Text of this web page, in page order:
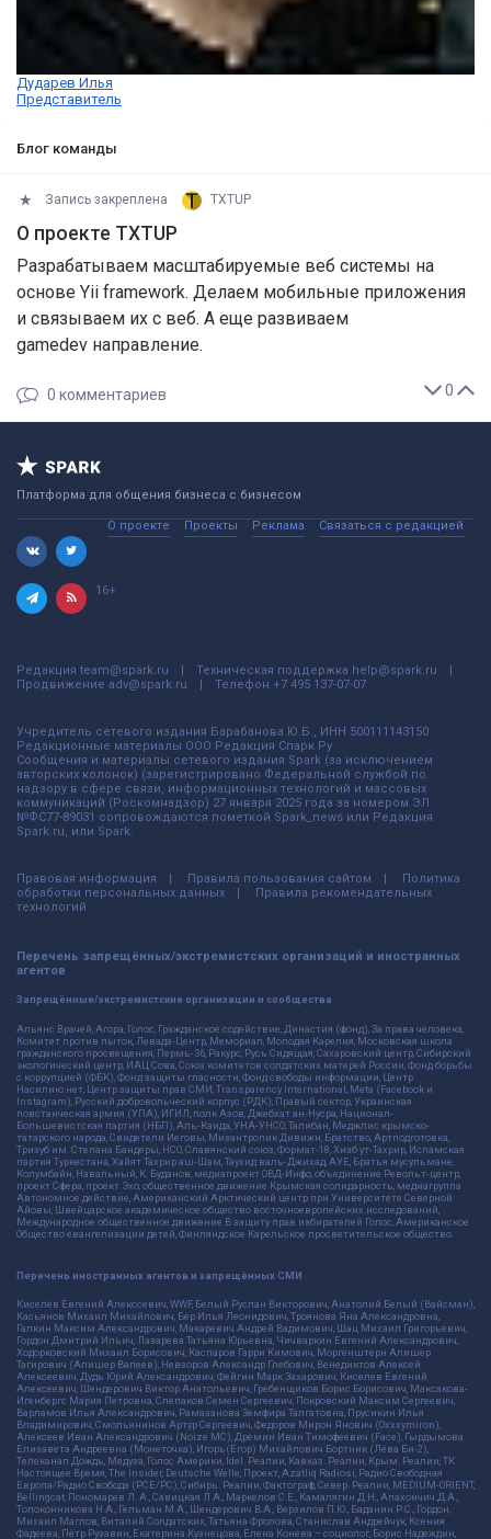
Дударев Илья
Представитель
Блог команды
Запись закреплена TXTUP
О проекте TXTUP
Разрабатываем масштабируемые веб системы на
основе Yii framework. Делаем мобильные приложения
и связываем их с веб. А еще развиваем
gamedev направление.
0
0 комментариев
Платформа для общения бизнеса с бизнесом
О проекте Проекты Реклама Связаться с редакцией
16+
Редакция team@spark.ru Техническая поддержка help@spark.ru
Продвижение adv@spark.ru Телефон +7 495 137-07-07
Учредитель сетевого издания Барабанова.Ю.Б., ИНН 500111143150
Редакционные материалы ООО Редакция Спарк Ру
Сообщения и материалы сетевого издания Spark (за исключением
авторских колонок) (зарегистрировано Федеральной службой по
надзору в сфере связи, информационных технологий и массовых
коммуникаций (Роскомнадзор) 27 января 2025 года за номером ЭЛ
№ФС77-89031 сопровождаются пометкой Spark_news или Редакция
Spark.ru, или Spark.
Правовая информация Правила пользования сайтом
Политика
обработки персональных данных
Правила рекомендательных
технологий
Перечень запрещённых/экстремистских организаций и иностранных
агентов
Запрещённые/экстремистские организации и сообщества
Альянс Врачей, Агора, Голос, Гражданское содействие, Династия (фонд), За права человека,
Комитет против пыток, Левада-Центр, Мемориал, Молодая Карелия, Московская школа
гражданского просвещения, Пермь-36, Ракурс, Русь Сидящая, Сахаровский центр, Сибирский
экологический центр, ИАЦ Сова, Союз комитетов солдатских матерей России, Фонд борьбы
с коррупцией (ФБК), Фонд защиты гласности, Фонд свободы информации, Центр
Насилию.нет, Центр защиты прав СМИ, Transparency International, Meta (Facebook и
Instagram), Русский добровольческий корпус (РДК), Правый сектор, Украинская
повстанческая армия (УПА), ИГИЛ, полк Азов, Джебхат ан-Нусра, Национал-
Большевистская партия (НБП), Аль-Каида, УНА-УНСО, Талибан, Меджлис крымско-
татарского народа, Свидетели Иеговы, Мизантропик Дивижн, Братство, Артподготовка,
Тризуб им. Степана Бандеры, НСО, Славянский союз, Формат-18, Хизб ут-Тахрир, Исламская
партия Туркестана, Хайят Тахрир аш-Шам, Таухид валь-Джихад, АУЕ, Братья мусульмане,
Колумбайн, Навальный, К. Буданов, медиапроект ОВД-Инфо, объединение Револьт-центр,
проект Сфера, проект Эхо, общественное движение Крымская солидарность, медиагруппа
Автономное действие, Американский Арктический центр при Университете Северной
Айовы, Швейцарское академическое общество восточноевропейских исследований,
Международное общественное движение В защиту прав избирателей Голос, Американское
Общество евангелизации детей, Финляндское Карельское просветительское общество.
Перечень иностранных агентов и запрещённых СМИ
Киселёв Евгений Алекссевич, WWF, Белый Руслан Викторович, Анатолий Белый (Вайсман),
Касьянов Михаил Михайлович, Бер Илья Леонидович, Троянова Яна Александровна,
Галкин Максим Александрович, Макаревич Андрей Вадимович, Шац Михаил Григорьевич,
Гордон Дмитрий Ильич, Лазарева Татьяна Юрьевна, Чичваркин Евгений Александрович,
Ходорковский Михаил Борисович, Каспаров Гарри Кимович, Моргенштерн Алишер
Тагирович (Алишер Валеев), Невзоров Александр Глебович, Венедиктов Алексей
Алексеевич, Дудь Юрий Александрович, Фейгин Марк Захарович, Киселев Евгений
Алексеевич, Шендерович Виктор Анатольевич, Гребенщиков Борис Борисович, Максакова-
Игенбергс Мария Петровна, Слепаков Семен Сергеевич, Покровский Максим Сергеевич,
Варламов Илья Александрович, Рамазанова Земфира Талгатовна, Прусикин Илья
Владимирович, Смольянинов Артур Сергеевич, Федоров Мирон Янович (Oxxxymiron),
Алексеев Иван Александрович (Noize MC), Дремин Иван Тимофеевич (Face), Гырдымова
Елизавета Андреевна (Монеточка), Игорь(Егор) Михайлович Бортник (Лёва Би-2),
Телеканал Дождь, Медуза, Голос Америки, Idel. Реалии, Кавказ. Реалии, Крым. Реалии, ТК
Настоящее Время, The Insider, Deutsche Welle, Проект, Azatliq Radiosi, Радио Свободная
Европа/Радио Свобода (PCE/PC), Сибирь. Реалии, Фактограф, Север. Реалии, MEDIUM-ORIENT,
Bellingcat, Пономарев Л. А., Савицкая Л.А., Маркелов С.Е., Камалягин Д.Н., Апахончич Д.А.,
Толоконникова Н.А., Гельман М.А., Шендерович В.А., Верзилов П.Ю., Баданин Р.С., Гордон,
Михаил Маглов, Виталий Солдатских, Татьяна Фролова, Станислав Андрейчук, Ксения
Фадеева, Пётр Рузавин, Екатерина Кузнецова, Елена Конева – социолог, Борис Надеждин,